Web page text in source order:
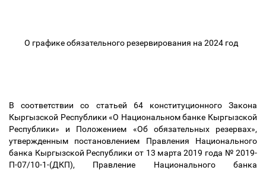
О графике обязательного резервирования на 2024 год
В соответствии со статьей 64 конституционного Закона
Кыргызской Республики «О Национальном банке Кыргызской
Республики» и Положением «Об обязательных резервах»,
утвержденным постановлением Правления Национального
банка Кыргызской Республики от 13 марта 2019 года № 2019-
П-07/10-1-(ДКП), Правление Национального банка